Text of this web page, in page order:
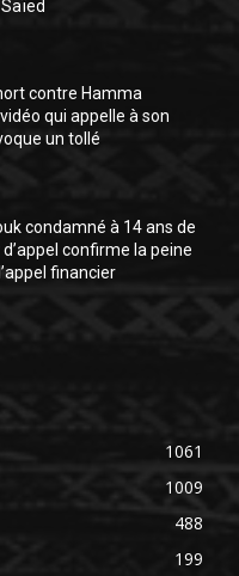
contre Hamma
qui appelle à son
un tollé
condamné à 14 ans de
confirme la peine
financier
1061
1009
488
199